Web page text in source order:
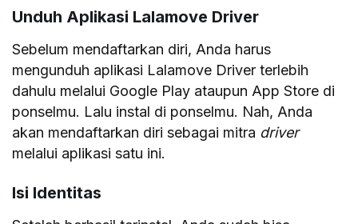
Unduh Aplikasi Lalamove Driver
Sebelum mendaftarkan diri, Anda harus
mengunduh aplikasi Lalamove Driver terlebih
dahulu melalui Google Play ataupun App Store di
ponselmu. Lalu instal di ponselmu. Nah, Anda
akan mendaftarkan diri sebagai mitra driver
melalui aplikasi satu ini.
Isi Identitas